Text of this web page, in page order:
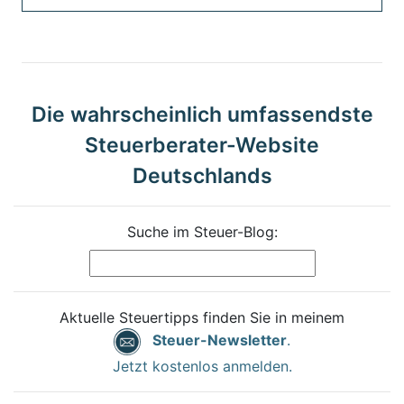
Die wahrscheinlich umfassendste
Steuerberater-Website
Deutschlands
Suche im Steuer-Blog:
Aktuelle Steuertipps finden Sie in meinem
Steuer-Newsletter.
Jetzt kostenlos anmelden.